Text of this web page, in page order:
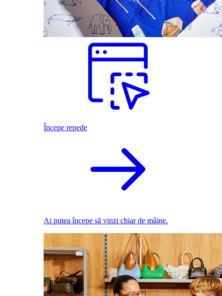
Începe repede
Ai putea începe să vinzi chiar de mâine.